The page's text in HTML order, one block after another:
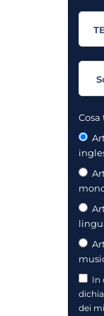
In
dei